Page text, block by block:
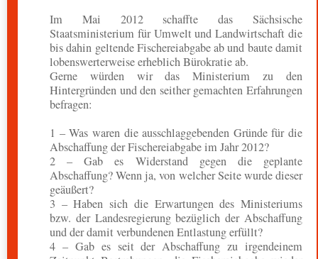
Im Mai 2012 schaffte das Sächsische
Staatsministerium für Umwelt und Landwirtschaft die
bis dahin geltende Fischereiabgabe ab und baute damit
lobenswerterweise erheblich Bürokratie ab.
Gerne würden wir das Ministerium zu den
Hintergründen und den seither gemachten Erfahrungen
befragen:
1 – Was waren die ausschlaggebenden Gründe für die
Abschaffung der Fischereiabgabe im Jahr 2012?
2 – Gab es Widerstand gegen die geplante
Abschaffung? Wenn ja, von welcher Seite wurde dieser
geäußert?
3 – Haben sich die Erwartungen des Ministeriums
bzw. der Landesregierung bezüglich der Abschaffung
und der damit verbundenen Entlastung erfüllt?
4 – Gab es seit der Abschaffung zu irgendeinem